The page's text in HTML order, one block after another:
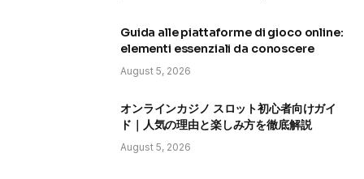
Guida alle piattaforme di gioco online:
elementi essenziali da conoscere
August 5, 2026
オンラインカジノ スロット初心者向けガイ
ド｜人気の理由と楽しみ方を徹底解説
August 5, 2026